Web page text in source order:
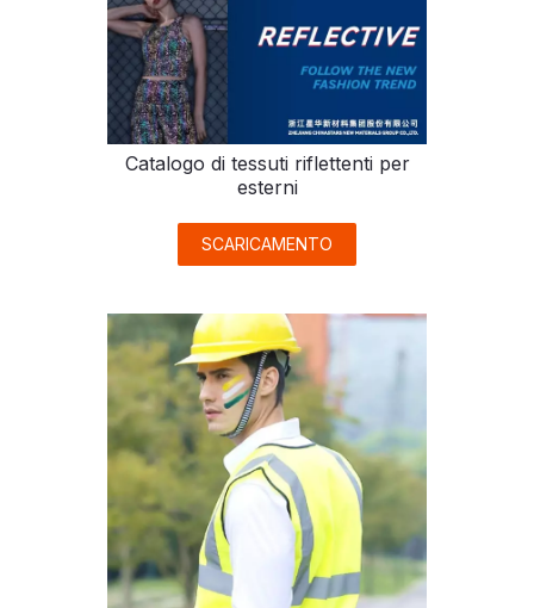
Catalogo di tessuti riflettenti per
esterni
SCARICAMENTO